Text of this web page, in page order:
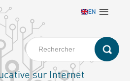
EN 
sur Internet